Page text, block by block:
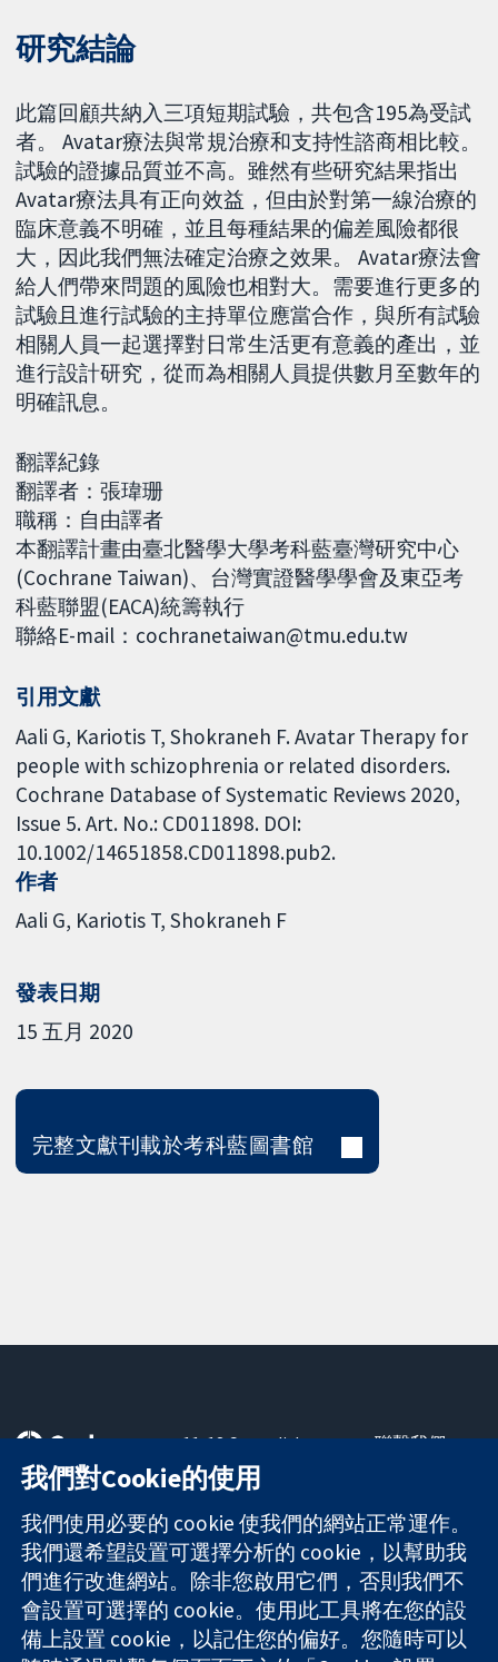
研究結論
此篇回顧共納入三項短期試驗，共包含195為受試
者。 Avatar療法與常規治療和支持性諮商相比較。
試驗的證據品質並不高。雖然有些研究結果指出
Avatar療法具有正向效益，但由於對第一線治療的
臨床意義不明確，並且每種結果的偏差風險都很
大，因此我們無法確定治療之效果。 Avatar療法會
給人們帶來問題的風險也相對大。需要進行更多的
試驗且進行試驗的主持單位應當合作，與所有試驗
相關人員一起選擇對日常生活更有意義的產出，並
進行設計研究，從而為相關人員提供數月至數年的
明確訊息。
翻譯紀錄
翻譯者：張瑋珊
職稱：自由譯者
本翻譯計畫由臺北醫學大學考科藍臺灣研究中心
(Cochrane Taiwan)、台灣實證醫學學會及東亞考
科藍聯盟(EACA)統籌執行
聯絡E-mail：cochranetaiwan@tmu.edu.tw
引用文獻
Aali G, Kariotis T, Shokraneh F. Avatar Therapy for
people with schizophrenia or related disorders.
Cochrane Database of Systematic Reviews 2020,
Issue 5. Art. No.: CD011898. DOI:
10.1002/14651858.CD011898.pub2.
作者
Aali G Kariotis T Shokraneh F
發表日期
15 五月 2020
完整文獻刊載於考科藍圖書館
可信任實證
知情決定
更完善的健康照
護
11-13 Cavendish
Square
London
W1G 0AN
United Kingdom
聯繫我們
關於我們
工作機會
Cochrane
Library
我們對Cookie的使用
我們使用必要的 cookie 使我們的網站正常運作。
我們還希望設置可選擇分析的 cookie，以幫助我
們進行改進網站。除非您啟用它們，否則我們不
會設置可選擇的 cookie。使用此工具將在您的設
備上設置 cookie，以記住您的偏好。您隨時可以